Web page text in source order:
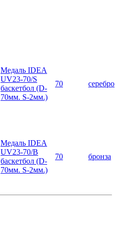
Медаль IDEA
UV23-70/S
баскетбол (D-
70мм. S-2мм.)
70 серебро
Медаль IDEA
UV23-70/B
баскетбол (D-
70мм. S-2мм.)
70 бронза